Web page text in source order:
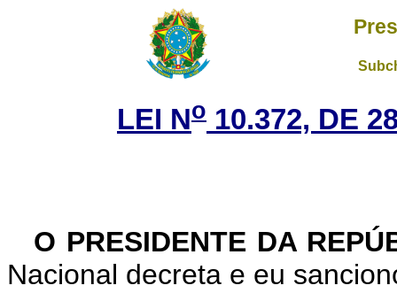
LEI No 10.372, DE
O PRESIDENTE DA
Nacional decreta e eu